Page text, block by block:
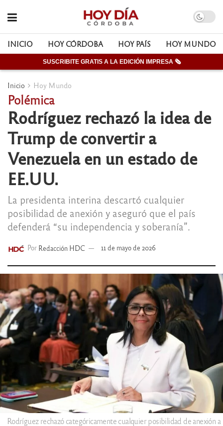
INICIO HOY CÓRDOBA HOY PAÍS HOY MUNDO
SUSCRIBITE GRATIS A LA EDICIÓN IMPRESA 🗞
Inicio Hoy Mundo
Polémica
Rodríguez rechazó la idea de
Trump de convertir a
Venezuela en un estado de
EE.UU.
La presidenta interina descartó cualquier
posibilidad de anexión y aseguró que el país
defenderá “su independencia y soberanía”.
Por Redacción HDC 11 de mayo de 2026
Rodríguez rechazó categóricamente cualquier posibilidad de anexión a